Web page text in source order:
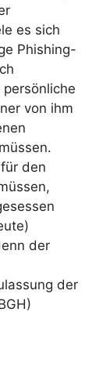
es sich
Phishing-
von ihm
den
der
der